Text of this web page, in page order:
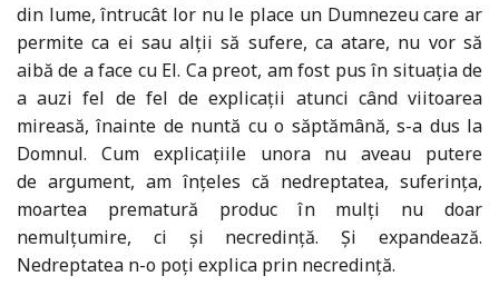
din lume, întrucât lor nu le place un Dumnezeu care ar
permite ca ei sau alții să sufere, ca atare, nu vor să
aibă de a face cu El. Ca preot, am fost pus în situația de
a auzi fel de fel de explicații atunci când viitoarea
mireasă, înainte de nuntă cu o săptămână, s-a dus la
Domnul. Cum explicațiile unora nu aveau putere
de argument, am înțeles că nedreptatea, suferința,
moartea prematură produc în mulți nu doar
nemulțumire, ci și necredință. Și expandează.
Nedreptatea n-o poți explica prin necredință.